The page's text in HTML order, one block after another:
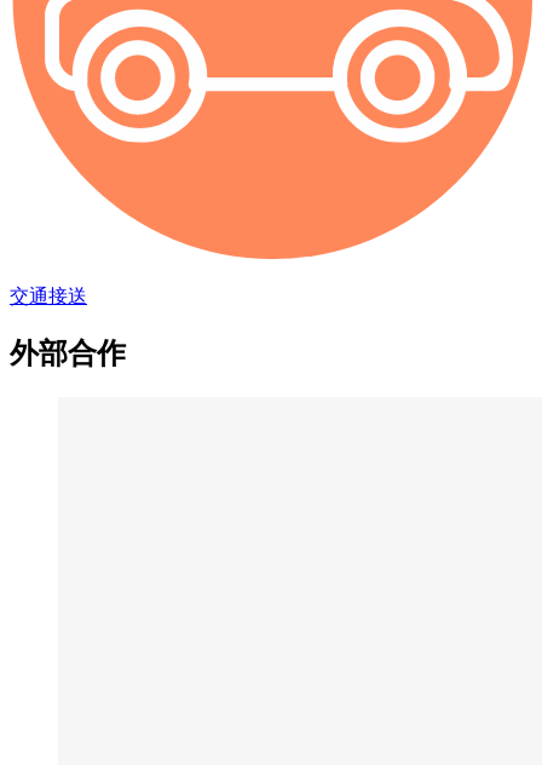
交通接送
外部合作